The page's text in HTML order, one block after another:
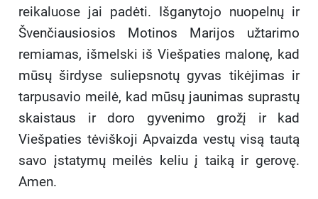
reikaluose jai padėti. Išganytojo nuopelnų ir
Švenčiausiosios Motinos Marijos užtarimo
remiamas, išmelski iš Viešpaties malonę, kad
mūsų širdyse suliepsnotų gyvas tikėjimas ir
tarpusavio meilė, kad mūsų jaunimas suprastų
skaistaus ir doro gyvenimo grožį ir kad
Viešpaties tėviškoji Apvaizda vestų visą tautą
savo įstatymų meilės keliu į taiką ir gerovę.
Amen.